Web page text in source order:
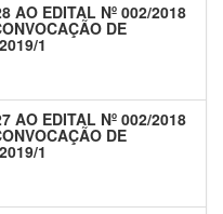
AO EDITAL Nº 002/2018
DE
1
AO EDITAL Nº 002/2018
DE
1